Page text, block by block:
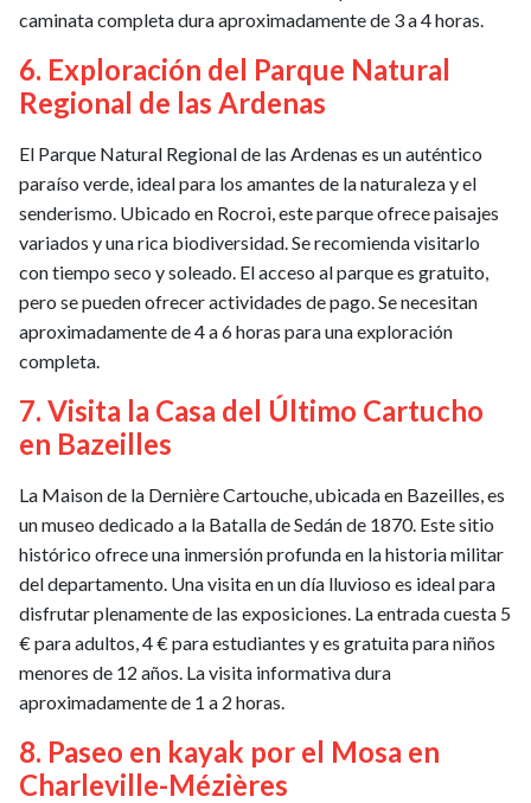
caminata completa dura aproximadamente de 3 a 4 horas.
6. Exploración del Parque Natural
Regional de las Ardenas
El Parque Natural Regional de las Ardenas es un auténtico
paraíso verde, ideal para los amantes de la naturaleza y el
senderismo. Ubicado en Rocroi, este parque ofrece paisajes
variados y una rica biodiversidad. Se recomienda visitarlo
con tiempo seco y soleado. El acceso al parque es gratuito,
pero se pueden ofrecer actividades de pago. Se necesitan
aproximadamente de 4 a 6 horas para una exploración
completa.
7. Visita la Casa del Último Cartucho
en Bazeilles
La Maison de la Dernière Cartouche, ubicada en Bazeilles, es
un museo dedicado a la Batalla de Sedán de 1870. Este sitio
histórico ofrece una inmersión profunda en la historia militar
del departamento. Una visita en un día lluvioso es ideal para
disfrutar plenamente de las exposiciones. La entrada cuesta 5
€ para adultos, 4 € para estudiantes y es gratuita para niños
menores de 12 años. La visita informativa dura
aproximadamente de 1 a 2 horas.
8. Paseo en kayak por el Mosa en
Charleville-Mézières